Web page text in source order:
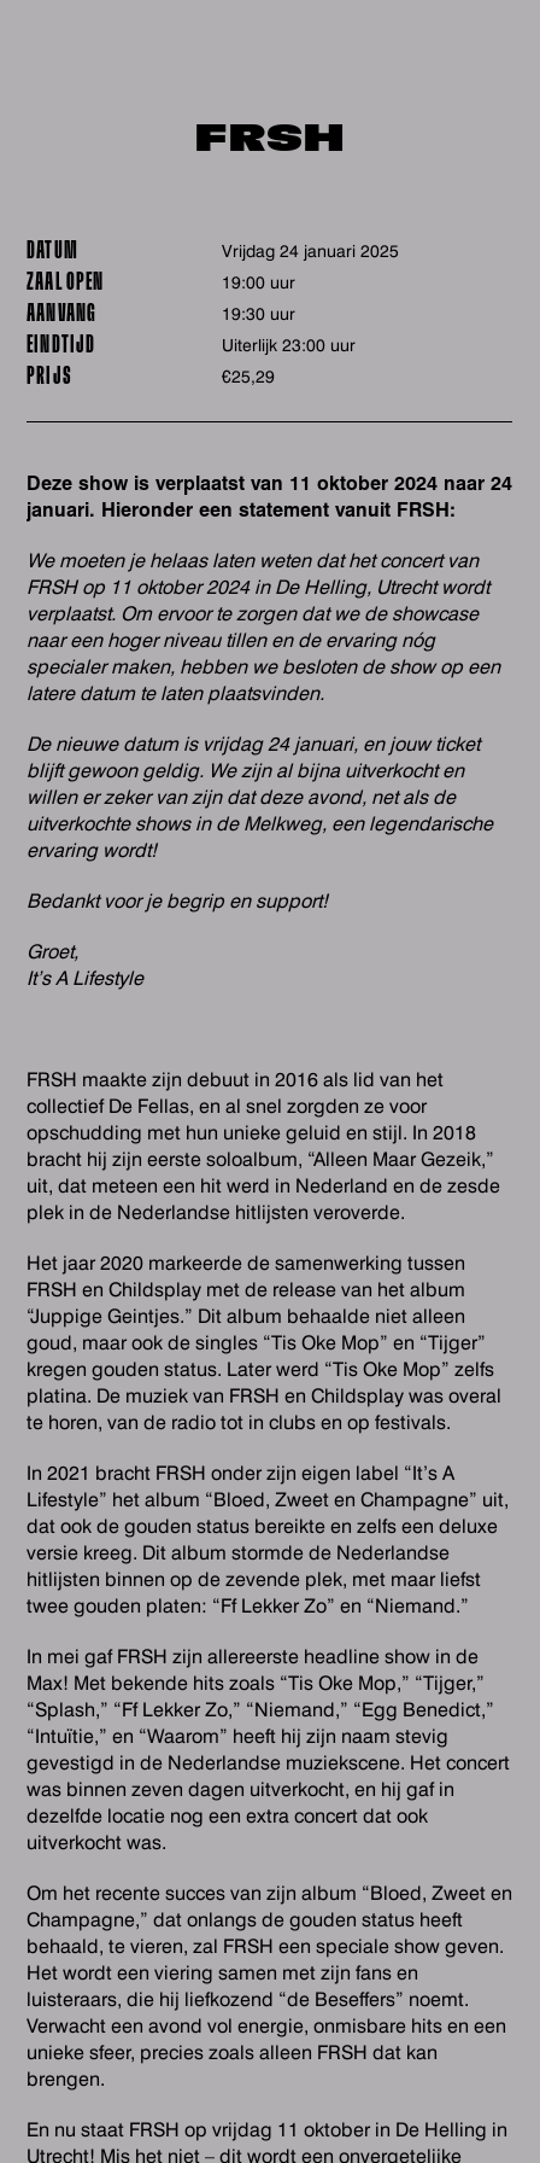
FRSH
DATUM vrijdag 24 januari 2025
ZAAL OPEN 19:00 uur
AANVANG 19:30 uur
EINDTIJD Uiterlijk 23:00 uur
PRIJS €25,29
Deze show is verplaatst van 11 oktober 2024 naar 24
januari. Hieronder een statement vanuit FRSH:
We moeten je helaas laten weten dat het concert van
FRSH op 11 oktober 2024 in De Helling, Utrecht wordt
verplaatst. Om ervoor te zorgen dat we de showcase
naar een hoger niveau tillen en de ervaring nóg
specialer maken, hebben we besloten de show op een
latere datum te laten plaatsvinden.
De nieuwe datum is vrijdag 24 januari, en jouw ticket
blijft gewoon geldig. We zijn al bijna uitverkocht en
willen er zeker van zijn dat deze avond, net als de
uitverkochte shows in de Melkweg, een legendarische
ervaring wordt!
Bedankt voor je begrip en support!
Groet,
It’s A Lifestyle
FRSH maakte zijn debuut in 2016 als lid van het
collectief De Fellas, en al snel zorgden ze voor
opschudding met hun unieke geluid en stijl. In 2018
bracht hij zijn eerste soloalbum, “Alleen Maar Gezeik,”
uit, dat meteen een hit werd in Nederland en de zesde
plek in de Nederlandse hitlijsten veroverde.
Het jaar 2020 markeerde de samenwerking tussen
FRSH en Childsplay met de release van het album
“Juppige Geintjes.” Dit album behaalde niet alleen
goud, maar ook de singles “Tis Oke Mop” en “Tijger”
kregen gouden status. Later werd “Tis Oke Mop” zelfs
platina. De muziek van FRSH en Childsplay was overal
te horen, van de radio tot in clubs en op festivals.
In 2021 bracht FRSH onder zijn eigen label “It’s A
Lifestyle” het album “Bloed, Zweet en Champagne” uit,
dat ook de gouden status bereikte en zelfs een deluxe
versie kreeg. Dit album stormde de Nederlandse
hitlijsten binnen op de zevende plek, met maar liefst
twee gouden platen: “Ff Lekker Zo” en “Niemand.”
In mei gaf FRSH zijn allereerste headline show in de
Max! Met bekende hits zoals “Tis Oke Mop,” “Tijger,”
“Splash,” “Ff Lekker Zo,” “Niemand,” “Egg Benedict,”
“Intuïtie,” en “Waarom” heeft hij zijn naam stevig
gevestigd in de Nederlandse muziekscene. Het concert
was binnen zeven dagen uitverkocht, en hij gaf in
dezelfde locatie nog een extra concert dat ook
uitverkocht was.
Om het recente succes van zijn album “Bloed, Zweet en
Champagne,” dat onlangs de gouden status heeft
behaald, te vieren, zal FRSH een speciale show geven.
Het wordt een viering samen met zijn fans en
luisteraars, die hij liefkozend “de Beseffers” noemt.
Verwacht een avond vol energie, onmisbare hits en een
unieke sfeer, precies zoals alleen FRSH dat kan
brengen.
En nu staat FRSH op vrijdag 11 oktober in De Helling in
Utrecht! Mis het niet – dit wordt een onvergetelijke